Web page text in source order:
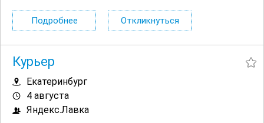
Офис находится в Екатеринбурге, ул. 40 летия
Комсомола, 1Д, к2 Условия: Заработная плата от...
Подробнее Откликнуться
Курьер
Екатеринбург
4 августа
Яндекс.Лавка